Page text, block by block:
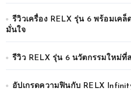
รีวิวเครื่อง RELX รุ่น 6 พร้อมเค
มั่นใจ
รีวิว RELX รุ่น 6 นวัตกรรมใหม่
อัปเกรดความฟินกับ RELX